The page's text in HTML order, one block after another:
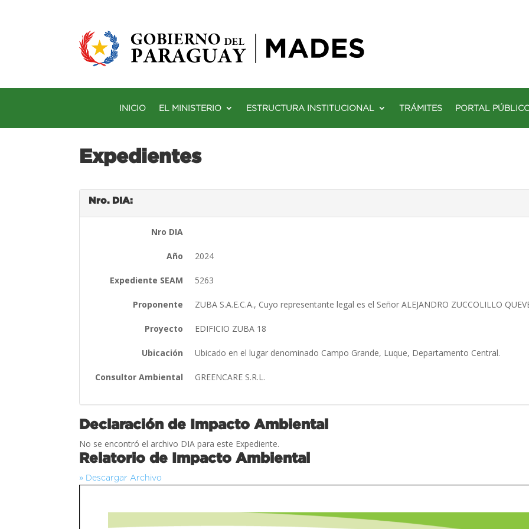
INICIO EL MINISTERIO ESTRUCTURA INSTITUCIONAL TRÁMITES PORTAL
Expedientes
Nro. DIA:
Nro DIA
Año 2024
Expediente SEAM 5263
Proponente ZUBA S.A.E.C.A., Cuyo representante legal es el Señor ALEJANDRO ZUCCOLILLO
Proyecto EDIFICIO ZUBA 18
Ubicación Ubicado en el lugar denominado Campo Grande, Luque, Departamento Central.
Consultor Ambiental GREENCARE S.R.L.
Declaración de Impacto Ambiental
No se encontró el archivo DIA para este Expediente.
Relatorio de Impacto Ambiental
» Descargar Archivo